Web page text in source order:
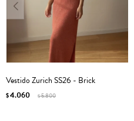
Vestido Zurich SS26 - Brick
$4.060 $5.800